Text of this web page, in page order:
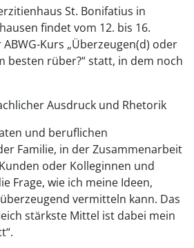
St. Bonifatius in
findet vom 12. bis 16.
Kurs „Überzeugen(d) oder
besten rüber?“ statt, in dem noch
Ausdruck und Rhetorik
und beruflichen
Familie, in der Zusammenarbeit
oder Kolleginnen und
Frage, wie ich meine Ideen,
vermitteln kann. Das
stärkste Mittel ist dabei mein